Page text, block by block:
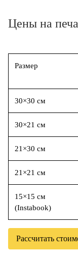
Цены на
Размер
30×30 см
30×21 см
21×30 см
21×21 см
15×15 см
(Instabook)
Рассчитать